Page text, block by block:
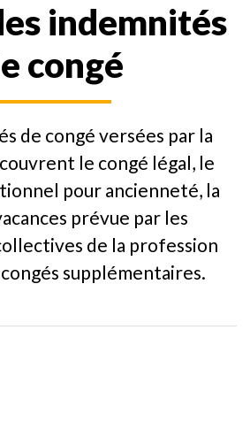
indemnités
congé
de congé versées par la
le congé légal, le
pour ancienneté, la
prévue par les
de la profession
supplémentaires.